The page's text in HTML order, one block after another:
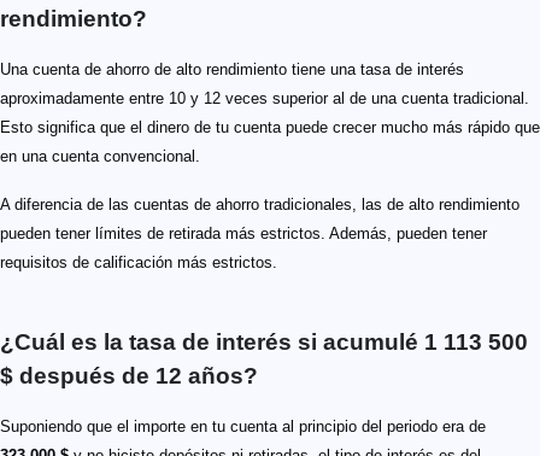
rendimiento?
Una cuenta de ahorro de alto rendimiento tiene una tasa de interés
aproximadamente entre 10 y 12 veces superior al de una cuenta tradicional.
Esto significa que el dinero de tu cuenta puede crecer mucho más rápido que
en una cuenta convencional.
A diferencia de las cuentas de ahorro tradicionales, las de alto rendimiento
pueden tener límites de retirada más estrictos. Además, pueden tener
requisitos de calificación más estrictos.
¿Cuál es la tasa de interés si acumulé 1 113 500
$ después de 12 años?
Suponiendo que el importe en tu cuenta al principio del periodo era de